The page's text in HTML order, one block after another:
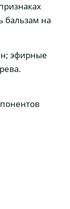
бальзам на
эфирные